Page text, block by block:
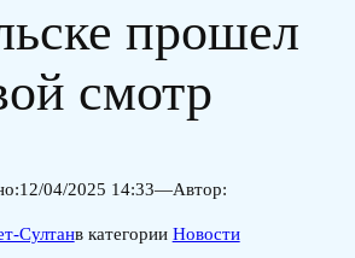
прошел
смотр
12/04/2025 14:33—Автор:
Султанв категории Новости